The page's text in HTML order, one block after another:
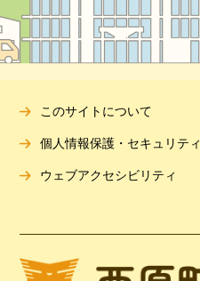
このサイトについて
個人情報保護・セキュリティ
ウェブアクセシビリティ